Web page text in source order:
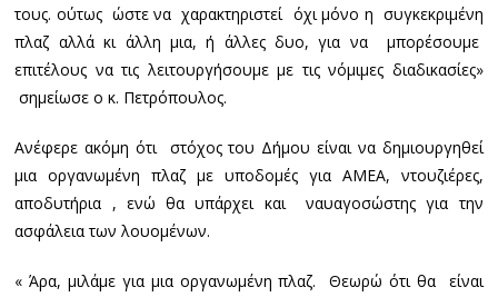
τους. ούτως ώστε να χαρακτηριστεί όχι μόνο η συγκεκριμένη
πλαζ αλλά κι άλλη μια, ή άλλες δυο, για να μπορέσουμε
επιτέλους να τις λειτουργήσουμε με τις νόμιμες διαδικασίες»
σημείωσε ο κ. Πετρόπουλος.
Ανέφερε ακόμη ότι στόχος του Δήμου είναι να δημιουργηθεί
μια οργανωμένη πλαζ με υποδομές για ΑΜΕΑ, ντουζιέρες,
αποδυτήρια , ενώ θα υπάρχει και ναυαγοσώστης για την
ασφάλεια των λουομένων.
« Άρα, μιλάμε για μια οργανωμένη πλαζ. Θεωρώ ότι θα είναι